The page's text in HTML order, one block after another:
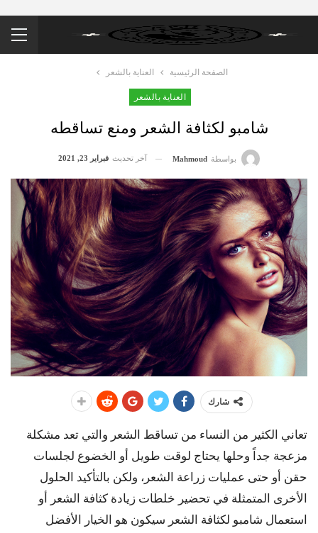
الصفحة الرئيسية العناية بالشعر
العناية بالشعر
شامبو لكثافة الشعر ومنع تساقطه
بواسطة Mahmoud آخر تحديث فبراير 23, 2021
شارك
تعاني الكثير من النساء من تساقط الشعر والتي تعد مشكلة
مزعجة جداً وحلها يحتاج لوقت طويل أو الخضوع لجلسات
حقن أو حتى عمليات زراعة الشعر، ولكن بالتأكيد الحلول
الأخرى المتمثلة في تحضير خلطات زيادة كثافة الشعر أو
استعمال شامبو لكثافة الشعر سيكون هو الخيار الأفضل